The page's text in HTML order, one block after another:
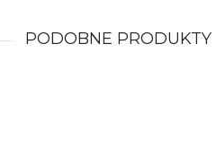
PODOBNE PRODUKTY